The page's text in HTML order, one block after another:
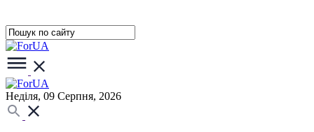
Неділя, 09 Серпня, 2026